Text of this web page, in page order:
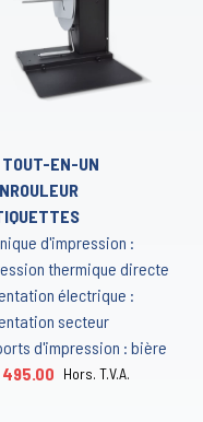
TOUT-EN-UN
d'impression :
thermique directe
électrique :
secteur
d'impression : bière
495.00 Hors. T.V.A.